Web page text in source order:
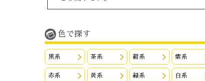
色で探す
黒系 茶系 紺系 紫系
赤系 黄系 緑系 白系